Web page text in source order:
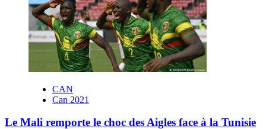
CAN
Can 2021
Le Mali remporte le choc des Aigles face à la Tunisie